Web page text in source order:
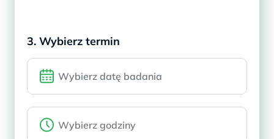
3. Wybierz termin